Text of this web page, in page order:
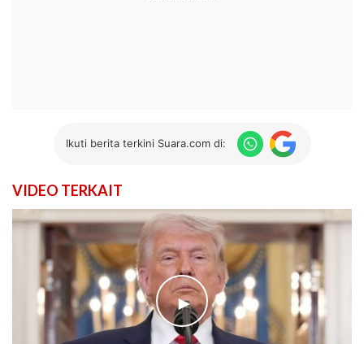
Ikuti berita terkini Suara.com di:
VIDEO TERKAIT
►